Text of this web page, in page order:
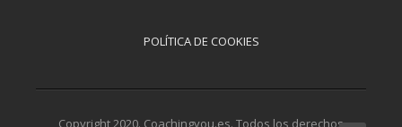
POLÍTICA DE COOKIES